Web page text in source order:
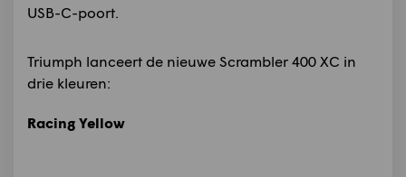
USB-C-poort.
Triumph lanceert de nieuwe Scrambler 400 XC in
drie kleuren:
Racing Yellow